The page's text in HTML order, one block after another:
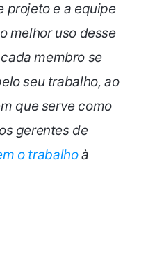
projeto e a equipe
melhor uso desse
membro se
seu trabalho, ao
que serve como
gerentes de
o trabalhoà